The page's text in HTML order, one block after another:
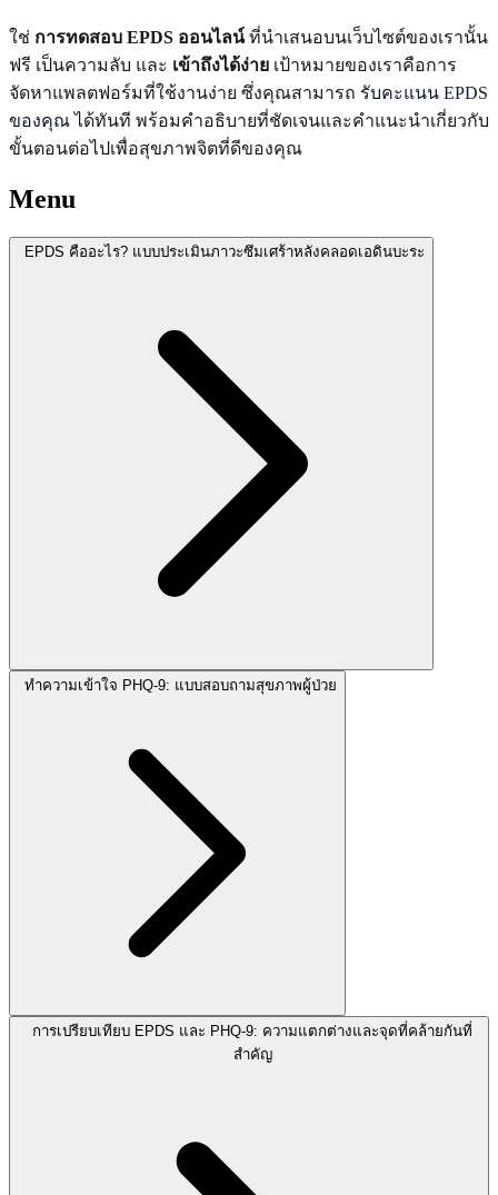
ใช่ การทดสอบ EPDS ออนไลน์ที่นำเสนอบนเว็บไซต์ของเรานั้น
ฟรี เป็นความลับ และ เข้าถึงได้ง่าย เป้าหมายของเราคือการ
จัดหาแพลตฟอร์มที่ใช้งานง่าย ซึ่งคุณสามารถ รับคะแนน EPDS
ของคุณ ได้ทันที พร้อมคำอธิบายที่ชัดเจนและคำแนะนำเกี่ยวกับ
ขั้นตอนต่อไปเพื่อสุขภาพจิตที่ดีของคุณ
Menu
EPDS คืออะไร? แบบประเมินภาวะซึมเศร้าหลังคลอดเอดินบะระ
ทำความเข้าใจ PHQ-9: แบบสอบถามสุขภาพผู้ป่วย
การเปรียบเทียบ EPDS และ PHQ-9: ความแตกต่างและจุดที่คล้ายกันที่
สำคัญ